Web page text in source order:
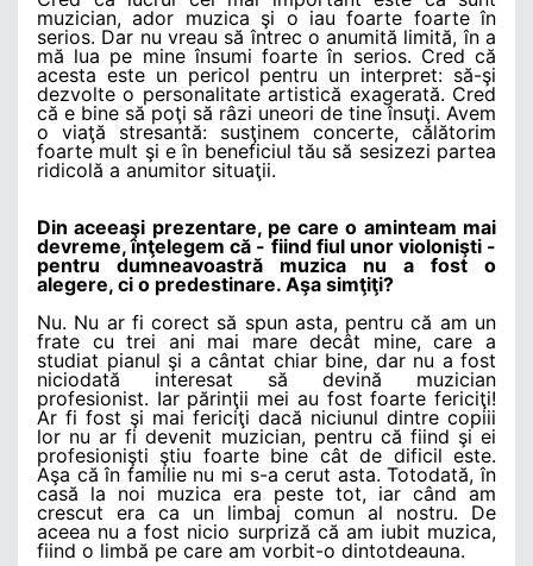
muzician, ador muzica şi o iau foarte foarte în
serios. Dar nu vreau să întrec o anumită limită, în a
mă lua pe mine însumi foarte în serios. Cred că
acesta este un pericol pentru un interpret: să-şi
dezvolte o personalitate artistică exagerată. Cred
că e bine să poţi să râzi uneori de tine însuţi. Avem
o viaţă stresantă: susţinem concerte, călătorim
foarte mult şi e în beneficiul tău să sesizezi partea
ridicolă a anumitor situaţii.
Din aceeaşi prezentare, pe care o aminteam mai
devreme, înţelegem că - fiind fiul unor violonişti -
pentru dumneavoastră muzica nu a fost o
alegere, ci o predestinare. Aşa simţiţi?
Nu. Nu ar fi corect să spun asta, pentru că am un
frate cu trei ani mai mare decât mine, care a
studiat pianul şi a cântat chiar bine, dar nu a fost
niciodată interesat să devină muzician
profesionist. Iar părinţii mei au fost foarte fericiţi!
Ar fi fost şi mai fericiţi dacă niciunul dintre copiii
lor nu ar fi devenit muzician, pentru că fiind şi ei
profesionişti ştiu foarte bine cât de dificil este.
Aşa că în familie nu mi s-a cerut asta. Totodată, în
casă la noi muzica era peste tot, iar când am
crescut era ca un limbaj comun al nostru. De
aceea nu a fost nicio surpriză că am iubit muzica,
fiind o limbă pe care am vorbit-o dintotdeauna.